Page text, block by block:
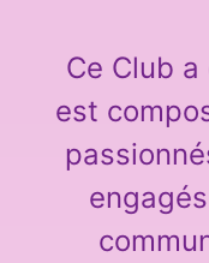
Ce Club
est